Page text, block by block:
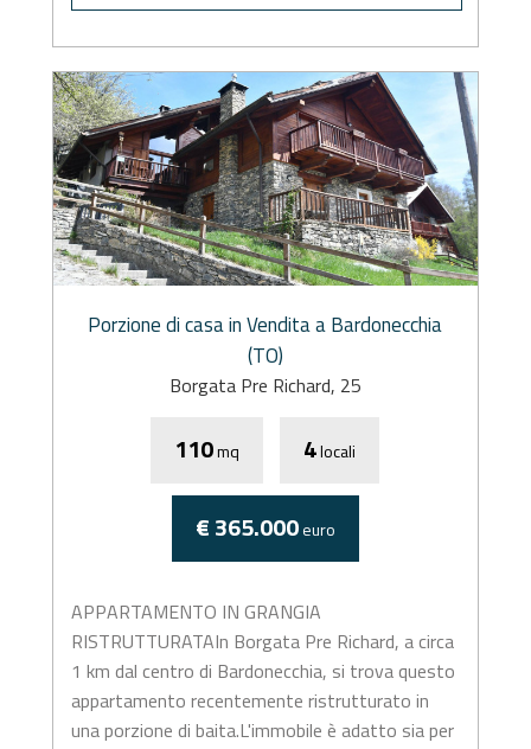
Porzione di casa in Vendita a Bardonecchia
(TO)
Borgata Pre Richard, 25
110mq 4locali
€ 365.000euro
APPARTAMENTO IN GRANGIA
RISTRUTTURATAIn Borgata Pre Richard, a circa
1 km dal centro di Bardonecchia, si trova questo
appartamento recentemente ristrutturato in
una porzione di baita.L'immobile è adatto sia per